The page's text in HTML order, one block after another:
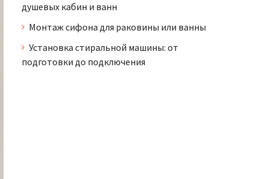
душевых кабин и ванн
Монтаж сифона для раковины или ванны
Установка стиральной машины: от
подготовки до подключения